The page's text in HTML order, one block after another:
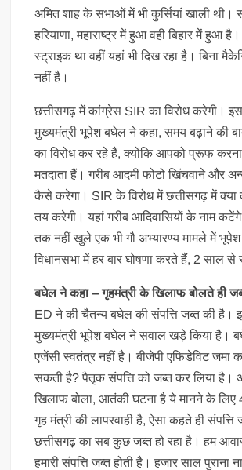
अमित शाह के सभाओं में भी कुर्सियां खाली
हरियाणा, महाराष्ट्र में हुआ वही बिहार में हुआ है।
स्ट्राइक था वहीं यहां भी दिख रहा है। बिना
नहीं है।
छत्तीसगढ़ में कांग्रेस SIR का विरोध करेगी। इस
मुख्यमंत्री भूपेश बघेल ने कहा, समय बढ़ाने की
का विरोध कर रहे हैं, क्योंकि आपको प्रूफ
मतदाता हैं। गरीब आदमी फोटो खिंचवाने और
कैसे करेगा। SIR के विरोध में छत्तीसगढ़ में क्या
तय करेगी। यहां गरीब आदिवासियों के नाम
तक नहीं खुले एक भी गौ अभ्यारण्य मामले में
विधानसभा में हर बार घोषणा करते हैं, 2 साल से
बघेल ने कहा – गृहमंत्री के खिलाफ बोलते ही
ED ने की चैतन्य बघेल की संपत्ति जब्त की है।
मुख्यमंत्री भूपेश बघेल ने सवाल खड़े किया है।
एजेंसी स्वतंत्र नहीं है। बीजेपी एफिडेविट
सकती है? पैतृक संपत्ति को जब्त कर लिया है।
खिलाफ बोला, आतंकी घटना है ये मानने के लिए
गृह मंत्री की लापरवाही है, ऐसा कहते ही संपत्ति
छत्तीसगढ़ का सब कुछ जब्त हो रहा है। हम
हमारी संपत्ति जब्त होती है। हजार साल पुराना